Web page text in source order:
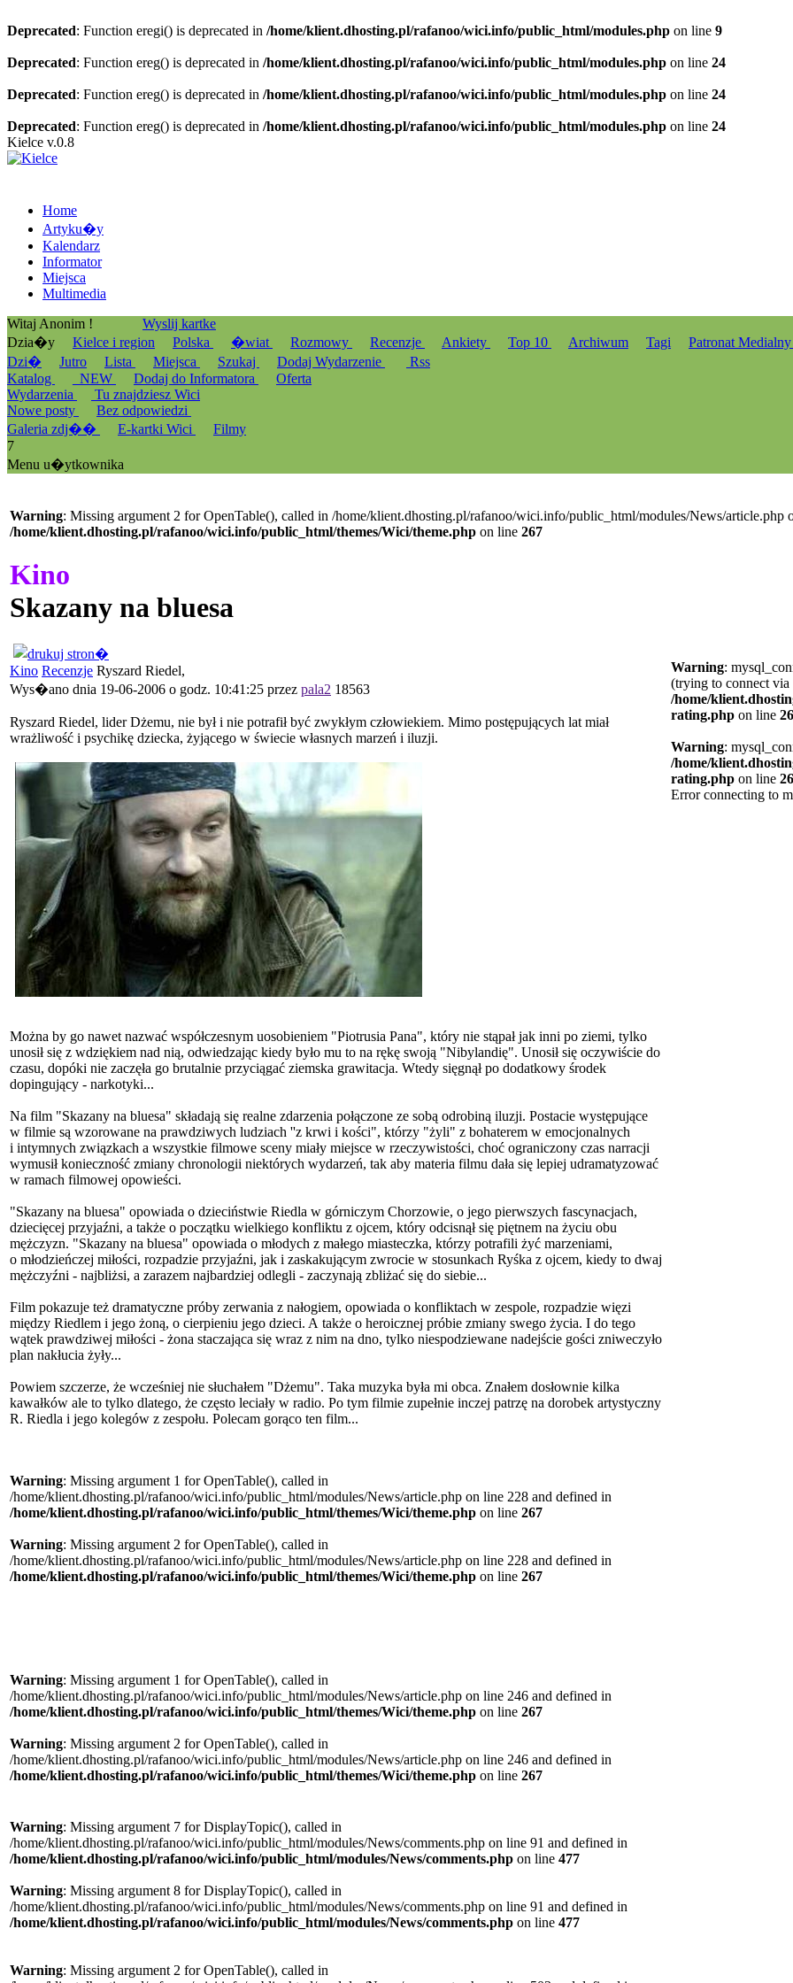
Deprecated: Function eregi() is deprecated in /home/klient.dhosting.pl/rafanoo/wici.info/public_html/modules.php on line 9
Deprecated: Function ereg() is deprecated in /home/klient.dhosting.pl/rafanoo/wici.info/public_html/modules.php on line 24
Deprecated: Function ereg() is deprecated in /home/klient.dhosting.pl/rafanoo/wici.info/public_html/modules.php on line 24
Deprecated: Function ereg() is deprecated in /home/klient.dhosting.pl/rafanoo/wici.info/public_html/modules.php on line 24
Kielce v.0.8
Home
Artyku�y
Kalendarz
Informator
Miejsca
Multimedia
Witaj Anonim !
Wyslij kartke
Dzia�y
Kielce i region Polska �wiat Rozmowy Recenzje Ankiety Top 10 Archiwum Tagi
Patronat
Dzi�
Jutro Lista Miejsca Szukaj Dodaj Wydarzenie
Rss
Katalog
_NEW Dodaj do Informatora
Oferta
Wydarzenia
Tu znajdziesz Wici
Nowe posty
Bez odpowiedzi
Galeria zdj��
E-kartki Wici
Filmy
7
Menu u�ytkownika
Warning: Missing argument 2 for OpenTable(), called in /home/klient.dhosting.pl/rafanoo/wici.info/public_html/modules/News/article.php
/home/klient.dhosting.pl/rafanoo/wici.info/public_html/themes/Wici/theme.php on line 267
Kino
Skazany na bluesa
Kino Recenzje Ryszard Riedel,
Wys�ano dnia 19-06-2006 o godz. 10:41:25 przez pala2 18563
Ryszard Riedel, lider Dżemu, nie był i nie potrafił być zwykłym człowiekiem. Mimo postępujących lat miał
wrażliwość i psychikę dziecka, żyjącego w świecie własnych marzeń i iluzji.
Można by go nawet nazwać współczesnym uosobieniem "Piotrusia Pana", który nie stąpał jak inni po ziemi, tylko
unosił się z wdziękiem nad nią, odwiedzając kiedy było mu to na rękę swoją "Nibylandię". Unosił się oczywiście do
czasu, dopóki nie zaczęła go brutalnie przyciągać ziemska grawitacja. Wtedy sięgnął po dodatkowy środek
dopingujący - narkotyki...
Na film "Skazany na bluesa" składają się realne zdarzenia połączone ze sobą odrobiną iluzji. Postacie występujące
w filmie są wzorowane na prawdziwych ludziach ''z krwi i kości", którzy "żyli" z bohaterem w emocjonalnych
i intymnych związkach a wszystkie filmowe sceny miały miejsce w rzeczywistości, choć ograniczony czas narracji
wymusił konieczność zmiany chronologii niektórych wydarzeń, tak aby materia filmu dała się lepiej udramatyzować
w ramach filmowej opowieści.
"Skazany na bluesa" opowiada o dzieciństwie Riedla w górniczym Chorzowie, o jego pierwszych fascynacjach,
dziecięcej przyjaźni, a także o początku wielkiego konfliktu z ojcem, który odcisnął się piętnem na życiu obu
mężczyzn. "Skazany na bluesa" opowiada o młodych z małego miasteczka, którzy potrafili żyć marzeniami,
o młodzieńczej miłości, rozpadzie przyjaźni, jak i zaskakującym zwrocie w stosunkach Ryśka z ojcem, kiedy to dwaj
mężczyźni - najbliżsi, a zarazem najbardziej odlegli - zaczynają zbliżać się do siebie...
Film pokazuje też dramatyczne próby zerwania z nałogiem, opowiada o konfliktach w zespole, rozpadzie więzi
między Riedlem i jego żoną, o cierpieniu jego dzieci. A także o heroicznej próbie zmiany swego życia. I do tego
wątek prawdziwej miłości - żona staczająca się wraz z nim na dno, tylko niespodziewane nadejście gości zniweczyło
plan nakłucia żyły...
Powiem szczerze, że wcześniej nie słuchałem "Dżemu". Taka muzyka była mi obca. Znałem dosłownie kilka
kawałków ale to tylko dlatego, że często leciały w radio. Po tym filmie zupełnie inczej patrzę na dorobek artystyczny
R. Riedla i jego kolegów z zespołu. Polecam gorąco ten film...
Warning: Missing argument 1 for OpenTable(), called in
/home/klient.dhosting.pl/rafanoo/wici.info/public_html/modules/News/article.php on line 228 and defined in
/home/klient.dhosting.pl/rafanoo/wici.info/public_html/themes/Wici/theme.php on line 267
Warning: Missing argument 2 for OpenTable(), called in
/home/klient.dhosting.pl/rafanoo/wici.info/public_html/modules/News/article.php on line 228 and defined in
/home/klient.dhosting.pl/rafanoo/wici.info/public_html/themes/Wici/theme.php on line 267
Warning: Missing argument 1 for OpenTable(), called in
/home/klient.dhosting.pl/rafanoo/wici.info/public_html/modules/News/article.php on line 246 and defined in
/home/klient.dhosting.pl/rafanoo/wici.info/public_html/themes/Wici/theme.php on line 267
Warning: Missing argument 2 for OpenTable(), called in
/home/klient.dhosting.pl/rafanoo/wici.info/public_html/modules/News/article.php on line 246 and defined in
/home/klient.dhosting.pl/rafanoo/wici.info/public_html/themes/Wici/theme.php on line 267
Warning: Missing argument 7 for DisplayTopic(), called in
/home/klient.dhosting.pl/rafanoo/wici.info/public_html/modules/News/comments.php on line 91 and defined in
/home/klient.dhosting.pl/rafanoo/wici.info/public_html/modules/News/comments.php on line 477
Warning: Missing argument 8 for DisplayTopic(), called in
/home/klient.dhosting.pl/rafanoo/wici.info/public_html/modules/News/comments.php on line 91 and defined in
/home/klient.dhosting.pl/rafanoo/wici.info/public_html/modules/News/comments.php on line 477
Warning: Missing argument 2 for OpenTable(), called in
Warning:
(trying to connect
/home/
rating.php on line 26
Warning:
/home/
rating.php on line 26
Error connecting to